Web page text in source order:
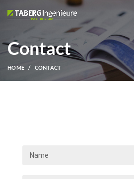
Contact
HOME CONTACT